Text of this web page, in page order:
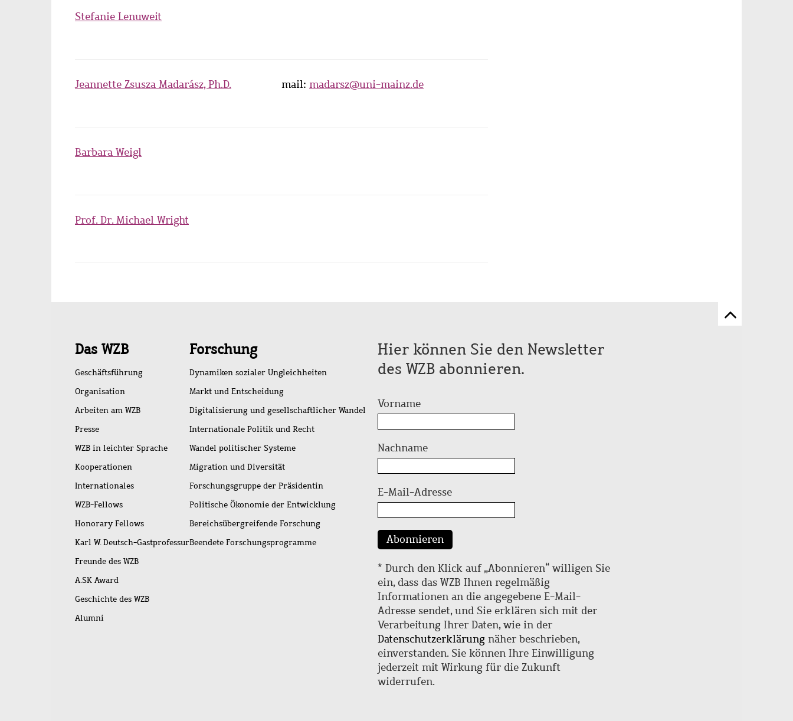
Stefanie Lenuweit
Jeannette Zsusza Madarász, Ph.D. mail: madarsz@uni-mainz.de
Barbara Weigl
Prof. Dr. Michael Wright
Zum
Schnellzugriff
Das WZB
Geschäftsführung
Organisation
Arbeiten am WZB
Presse
WZB in leichter Sprache
Kooperationen
Internationales
WZB-Fellows
Honorary Fellows
Karl W. Deutsch-Gastprofessur
Freunde des WZB
A.SK Award
Geschichte des WZB
Alumni
Forschung
Dynamiken sozialer Ungleichheiten
Markt und Entscheidung
Digitalisierung und gesellschaftlicher Wandel
Internationale Politik und Recht
Wandel politischer Systeme
Migration und Diversität
Forschungsgruppe der Präsidentin
Politische Ökonomie der Entwicklung
Bereichsübergreifende Forschung
Beendete Forschungsprogramme
Hier können Sie den Newsletter
des WZB abonnieren.
Vorname
Nachname
E-Mail-Adresse
Abonnieren
* Durch den Klick auf „Abonnieren“ willigen Sie
ein, dass das WZB Ihnen regelmäßig
Informationen an die angegebene E-Mail-
Adresse sendet, und Sie erklären sich mit der
Verarbeitung Ihrer Daten, wie in der
Datenschutzerklärung näher beschrieben,
einverstanden. Sie können Ihre Einwilligung
jederzeit mit Wirkung für die Zukunft
widerrufen.